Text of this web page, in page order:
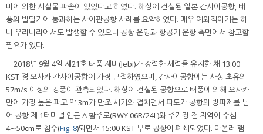
미에 의한 시설물 파손이 있었다고 하였다. 해상에 건설된 일본 간사이공항, 태
풍의 발달기에 통과하는 사이판공항 사례를 요약하였다. 매우 예외적이기는 하
나 우리나라에서도 발생할 수 있으니 공항 운영과 항공기 운항 측면에서 참고할
필요가 있다.
2018년 9월 4일 제21호 태풍 제비(Jebi)가 강력한 세력을 유지한 채 13:00
KST 경 오사카 간사이공항에 가장 근접하였으며, 간사이공항에는 사상 초유의
57m/s 이상의 강풍이 관측되었다. 해상에 건설된 공항으로 태풍에 의해 오사카
만에 가장 높은 파고 약 3m가 만조 시기와 겹치면서 파도가 공항의 방파제를 넘
어 공항 제 1터미널 인근 A 활주로(RWY 06R/24L)와 주기장 전 지역이 수심
4∼50cm로 침수(Fig. 8)되면서 15:00 KST 부로 공항이 폐쇄되었다. 아울러 램